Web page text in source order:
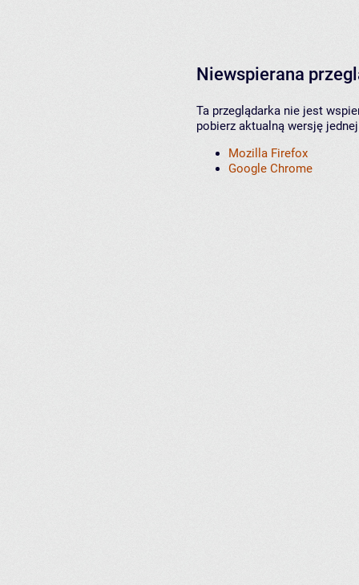
Niewspierana
Ta przeglądarka nie jest
pobierz aktualną wersję
Mozilla Firefox
Google Chrome